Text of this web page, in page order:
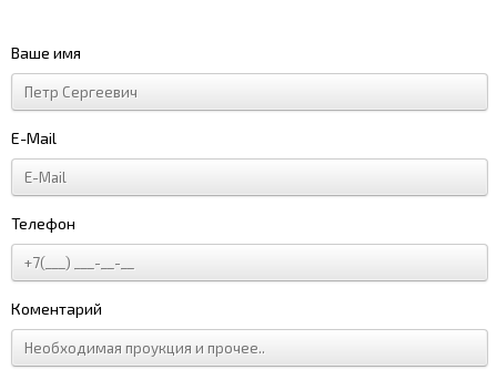
Ваше имя
E-Mail
Телефон
Коментарий